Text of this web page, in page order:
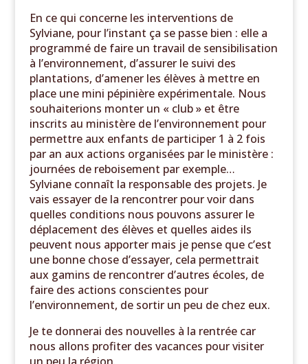
En ce qui concerne les interventions de
Sylviane, pour l’instant ça se passe bien : elle a
programmé de faire un travail de sensibilisation
à l’environnement, d’assurer le suivi des
plantations, d’amener les élèves à mettre en
place une mini pépinière expérimentale. Nous
souhaiterions monter un « club » et être
inscrits au ministère de l’environnement pour
permettre aux enfants de participer 1 à 2 fois
par an aux actions organisées par le ministère :
journées de reboisement par exemple…
Sylviane connaît la responsable des projets. Je
vais essayer de la rencontrer pour voir dans
quelles conditions nous pouvons assurer le
déplacement des élèves et quelles aides ils
peuvent nous apporter mais je pense que c’est
une bonne chose d’essayer, cela permettrait
aux gamins de rencontrer d’autres écoles, de
faire des actions conscientes pour
l’environnement, de sortir un peu de chez eux.
Je te donnerai des nouvelles à la rentrée car
nous allons profiter des vacances pour visiter